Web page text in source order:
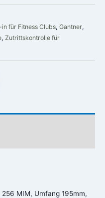
für Fitness Clubs, Gantner,
, Zutrittskontrolle für
MIM, Umfang 195mm,